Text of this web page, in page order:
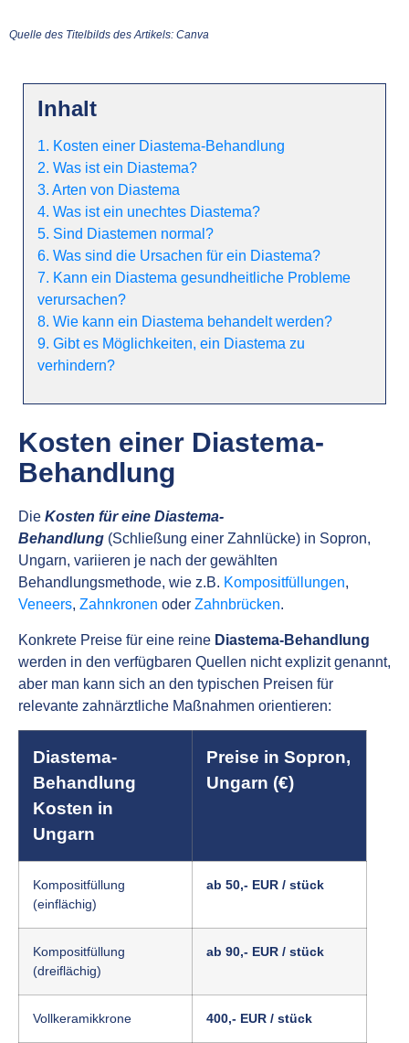
Quelle des Titelbilds des Artikels: Canva
Inhalt
1. Kosten einer Diastema-Behandlung
2. Was ist ein Diastema?
3. Arten von Diastema
4. Was ist ein unechtes Diastema?
5. Sind Diastemen normal?
6. Was sind die Ursachen für ein Diastema?
7. Kann ein Diastema gesundheitliche Probleme
verursachen?
8. Wie kann ein Diastema behandelt werden?
9. Gibt es Möglichkeiten, ein Diastema zu
verhindern?
Kosten einer Diastema-
Behandlung
Die Kosten für eine Diastema-
Behandlung (Schließung einer Zahnlücke) in Sopron,
Ungarn, variieren je nach der gewählten
Behandlungsmethode, wie z.B. Kompositfüllungen,
Veneers, Zahnkronen oder Zahnbrücken.
Konkrete Preise für eine reine Diastema-Behandlung
werden in den verfügbaren Quellen nicht explizit genannt,
aber man kann sich an den typischen Preisen für
relevante zahnärztliche Maßnahmen orientieren:
Diastema-
Behandlung
Kosten in
Ungarn
Preise in Sopron,
Ungarn (€)
Kompositfüllung
(einflächig)
ab 50,- EUR / stück
Kompositfüllung
(dreiflächig)
ab 90,- EUR / stück
Vollkeramikkrone 400,- EUR / stück